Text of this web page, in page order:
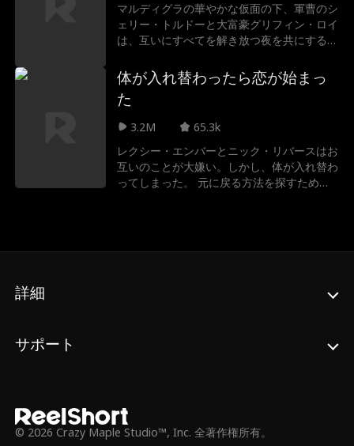
マルディグラの華やかな仮面の下、軍曹のシ
ェリー・トルドーと大富豪グリフィン・ロイ
は、互いにすべてを解き放つ夜を共にする。
スの男性と結婚するが、彼がグリフィンだと
は気づいていない。彼にはそうせざるを得な
い理由があり、貧しいふりを続けることを選
ぶ。 赤の他人同士…そうではなかった2人
は、やがて心の仮面舞踏劇に巻き込まれてい
く。
体が入れ替わったら恋が始まっ
た
3.2M
65.3k
レクシー・エンバーとニック・リバースはお
互いのことが大嫌い。しかし、体が入れ替わ
ってしまった。 元に戻る方法を探すため
詳細
サポート
© 2026 Crazy Maple Studio™, Inc. 全著作権所有。